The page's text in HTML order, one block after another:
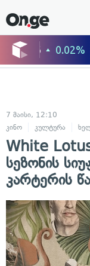
7 მაისი, 12:10
კინო
კულტურა
White Lotus
სეზონის
კარტერის